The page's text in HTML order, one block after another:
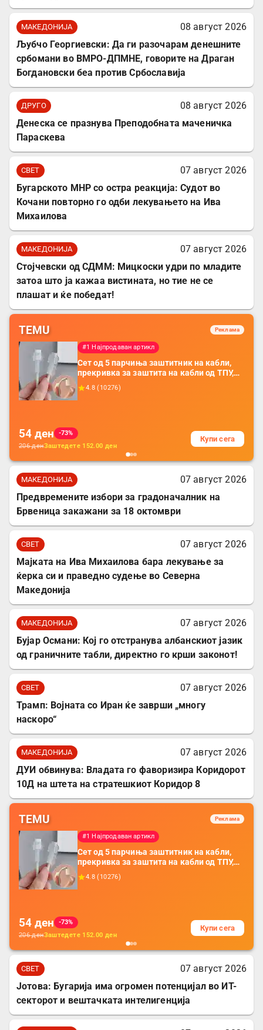
МАКЕДОНИЈА
08 август 2026
Љубчо Георгиевски: Да ги разочарам денешните
србомани во ВМРО-ДПМНЕ, говорите на Драган
Богдановски беа против Србославија
ДРУГО
08 август 2026
Денеска се празнува Преподобната маченичка
Параскева
СВЕТ
07 август 2026
Бугарското МНР со остра реакција: Судот во
Кочани повторно го одби лекувањето на Ива
Михаилова
МАКЕДОНИЈА
07 август 2026
Стојчевски од СДММ: Мицкоски удри по младите
затоа што ја кажаа вистината, но тие не се
плашат и ќе победат!
TEMU Реклама
#1 Најпродаван артикл
Сет од 5 парчиња заштитник на кабли,
прекривка за заштита на кабли од ТПУ,
додатоци за заштита на кабли, без
батерија, за мобилни телефони, комплет
4.8 (10276)
54 ден
-73%
206денЗаштедете 152.00 ден
Купи сега
МАКЕДОНИЈА
07 август 2026
Предвремените избори за градоначалник на
Брвеница закажани за 18 октомври
СВЕТ
07 август 2026
Мајката на Ива Михаилова бара лекување за
ќерка си и праведно судење во Северна
Македонија
МАКЕДОНИЈА
07 август 2026
Бујар Османи: Кој го отстранува албанскиот јазик
од граничните табли, директно го крши законот!
СВЕТ
07 август 2026
Трамп: Војната со Иран ќе заврши „многу
наскоро“
МАКЕДОНИЈА
07 август 2026
ДУИ обвинува: Владата го фаворизира Коридорот
10Д на штета на стратешкиот Коридор 8
TEMU Реклама
#1 Најпродаван артикл
Сет од 5 парчиња заштитник на кабли,
прекривка за заштита на кабли од ТПУ,
додатоци за заштита на кабли, без
батерија, за мобилни телефони, комплет
4.8 (10276)
54 ден
-73%
206денЗаштедете 152.00 ден
Купи сега
СВЕТ
07 август 2026
Јотова: Бугарија има огромен потенцијал во ИТ-
секторот и вештачката интелигенција